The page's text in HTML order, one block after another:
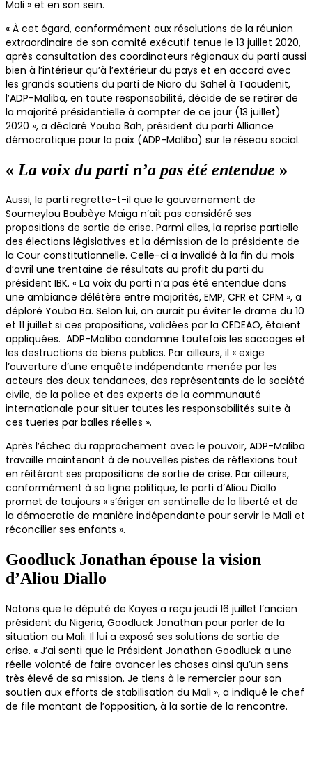
Mali » et en son sein.
« À cet égard, conformément aux résolutions de la réunion
extraordinaire de son comité exécutif tenue le 13 juillet 2020,
après consultation des coordinateurs régionaux du parti aussi
bien à l’intérieur qu’à l’extérieur du pays et en accord avec
les grands soutiens du parti de Nioro du Sahel à Taoudenit,
l’ADP-Maliba, en toute responsabilité, décide de se retirer de
la majorité présidentielle à compter de ce jour (13 juillet)
2020 », a déclaré Youba Bah, président du parti Alliance
démocratique pour la paix (ADP-Maliba) sur le réseau social.
« La voix du parti n’a pas été entendue »
Aussi, le parti regrette-t-il que le gouvernement de
Soumeylou Boubèye Maïga n’ait pas considéré ses
propositions de sortie de crise. Parmi elles, la reprise partielle
des élections législatives et la démission de la présidente de
la Cour constitutionnelle. Celle-ci a invalidé à la fin du mois
d’avril une trentaine de résultats au profit du parti du
président IBK. « La voix du parti n’a pas été entendue dans
une ambiance délétère entre majorités, EMP, CFR et CPM », a
déploré Youba Ba. Selon lui, on aurait pu éviter le drame du 10
et 11 juillet si ces propositions, validées par la CEDEAO, étaient
appliquées. ADP-Maliba condamne toutefois les saccages et
les destructions de biens publics. Par ailleurs, il « exige
l’ouverture d’une enquête indépendante menée par les
acteurs des deux tendances, des représentants de la société
civile, de la police et des experts de la communauté
internationale pour situer toutes les responsabilités suite à
ces tueries par balles réelles ».
Après l’échec du rapprochement avec le pouvoir, ADP-Maliba
travaille maintenant à de nouvelles pistes de réflexions tout
en réitérant ses propositions de sortie de crise. Par ailleurs,
conformément à sa ligne politique, le parti d’Aliou Diallo
promet de toujours « s’ériger en sentinelle de la liberté et de
la démocratie de manière indépendante pour servir le Mali et
réconcilier ses enfants ».
Goodluck Jonathan épouse la vision
d’Aliou Diallo
Notons que le député de Kayes a reçu jeudi 16 juillet l’ancien
président du Nigeria, Goodluck Jonathan pour parler de la
situation au Mali. Il lui a exposé ses solutions de sortie de
crise. « J’ai senti que le Président Jonathan Goodluck a une
réelle volonté de faire avancer les choses ainsi qu’un sens
très élevé de sa mission. Je tiens à le remercier pour son
soutien aux efforts de stabilisation du Mali », a indiqué le chef
de file montant de l’opposition, à la sortie de la rencontre.